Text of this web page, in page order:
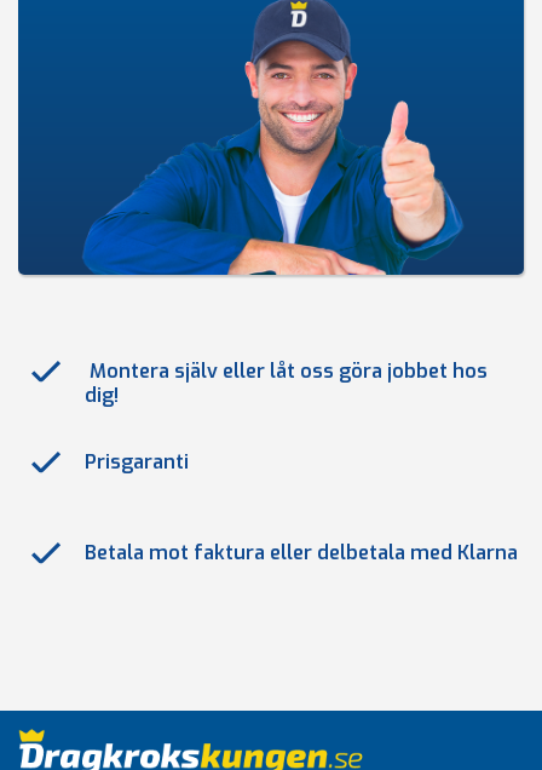
Montera själv eller låt oss göra jobbet hos
dig!
Prisgaranti
Betala mot faktura eller delbetala med Klarna